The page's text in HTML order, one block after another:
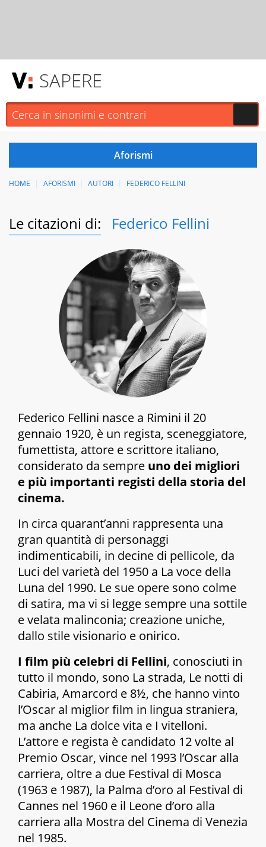
SAPERE
HOME AFORISMI AUTORI FEDERICO FELLINI
Le citazioni di: Federico Fellini
Federico Fellini nasce a Rimini il 20
gennaio 1920, è un regista, sceneggiatore,
fumettista, attore e scrittore italiano,
considerato da sempre uno dei migliori
e più importanti registi della storia del
cinema.
In circa quarant’anni rappresenta una
gran quantità di personaggi
indimenticabili, in decine di pellicole, da
Luci del varietà del 1950 a La voce della
Luna del 1990. Le sue opere sono colme
di satira, ma vi si legge sempre una sottile
e velata malinconia; creazione uniche,
dallo stile visionario e onirico.
I film più celebri di Fellini, conosciuti in
tutto il mondo, sono La strada, Le notti di
Cabiria, Amarcord e 8½, che hanno vinto
l’Oscar al miglior film in lingua straniera,
ma anche La dolce vita e I vitelloni.
L’attore e regista è candidato 12 volte al
Premio Oscar, vince nel 1993 l’Oscar alla
carriera, oltre a due Festival di Mosca
(1963 e 1987), la Palma d’oro al Festival di
Cannes nel 1960 e il Leone d’oro alla
carriera alla Mostra del Cinema di Venezia
nel 1985.